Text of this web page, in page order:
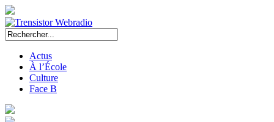
Actus
À l’École
Culture
Face B